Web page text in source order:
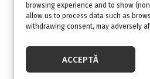
browsing experience and to show
allow us to process data such as
withdrawing consent, may adversely
ACCEPTĂ